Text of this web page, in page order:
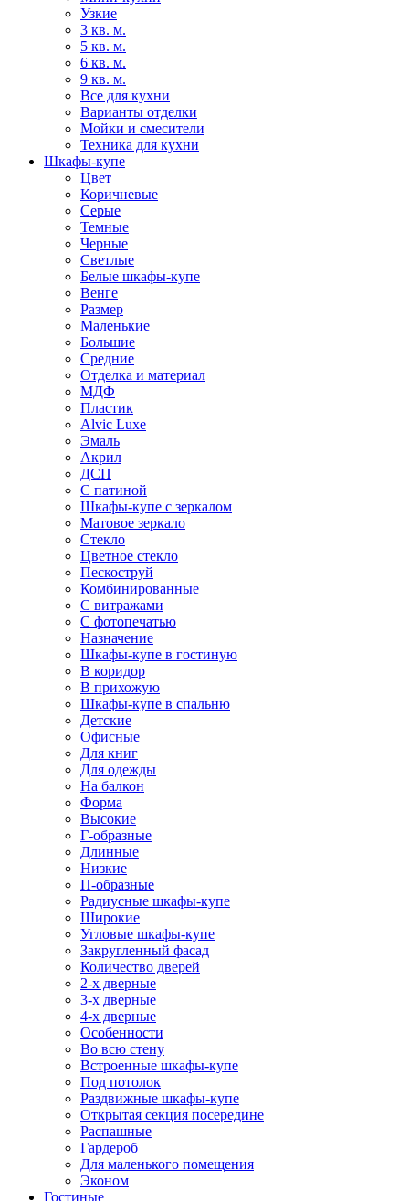
Узкие
3 кв. м.
5 кв. м.
6 кв. м.
9 кв. м.
Все для кухни
Варианты отделки
Мойки и смесители
Техника для кухни
Шкафы-купе
Цвет
Коричневые
Серые
Темные
Черные
Светлые
Белые шкафы-купе
Венге
Размер
Маленькие
Большие
Средние
Отделка и материал
МДФ
Пластик
Alvic Luxe
Эмаль
Акрил
ДСП
С патиной
Шкафы-купе с зеркалом
Матовое зеркало
Стекло
Цветное стекло
Пескоструй
Комбинированные
С витражами
С фотопечатью
Назначение
Шкафы-купе в гостиную
В коридор
В прихожую
Шкафы-купе в спальню
Детские
Офисные
Для книг
Для одежды
На балкон
Форма
Высокие
Г-образные
Длинные
Низкие
П-образные
Радиусные шкафы-купе
Широкие
Угловые шкафы-купе
Закругленный фасад
Количество дверей
2-х дверные
3-х дверные
4-х дверные
Особенности
Во всю стену
Встроенные шкафы-купе
Под потолок
Раздвижные шкафы-купе
Открытая секция посередине
Распашные
Гардероб
Для маленького помещения
Эконом
Гостиные